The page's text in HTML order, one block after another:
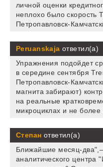
личной оценки
неплохо было скорость
Петропавловск-
Peruanskaja ответил(а)
Упражнения подойдет
в середине сентября
Петропавловск-
магнита забирают)
на реальные
микроциклах и не
Степан ответил(а)
Ближайшие месяц-
аналитического центра